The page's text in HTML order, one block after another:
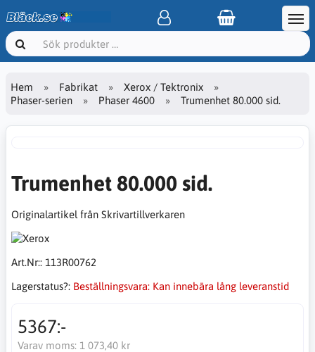
Hem Fabrikat
Xerox / Tektronix
Phaser-serien
Phaser 4600 Trumenhet 80.000 sid.
Trumenhet 80.000 sid.
Originalartikel från Skrivartillverkaren
Art.Nr:: 113R00762
Lagerstatus?: Beställningsvara: Kan innebära lång leveranstid
5367:-
Varav moms: 1 073,40 kr